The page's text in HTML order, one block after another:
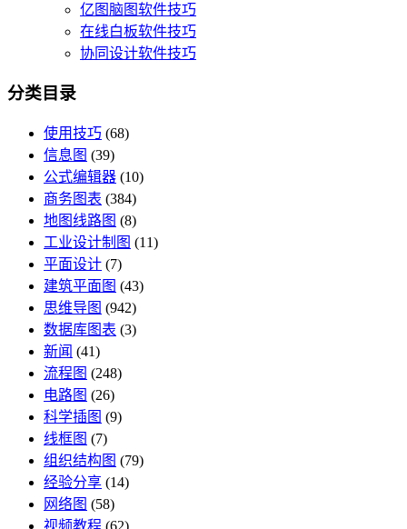
亿图脑图软件技巧
在线白板软件技巧
协同设计软件技巧
分类目录
使用技巧 (68)
信息图 (39)
公式编辑器 (10)
商务图表 (384)
地图线路图 (8)
工业设计制图 (11)
平面设计 (7)
建筑平面图 (43)
思维导图 (942)
数据库图表 (3)
新闻 (41)
流程图 (248)
电路图 (26)
科学插图 (9)
线框图 (7)
组织结构图 (79)
经验分享 (14)
网络图 (58)
视频教程 (62)